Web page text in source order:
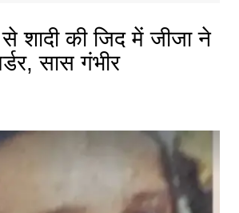
शादी की जिद में जीजा ने
सास गंभीर